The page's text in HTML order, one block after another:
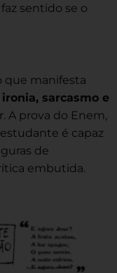
sentido se o
que manifesta
ironia, sarcasmo e
A prova do Enem,
é capaz
de
embutida.